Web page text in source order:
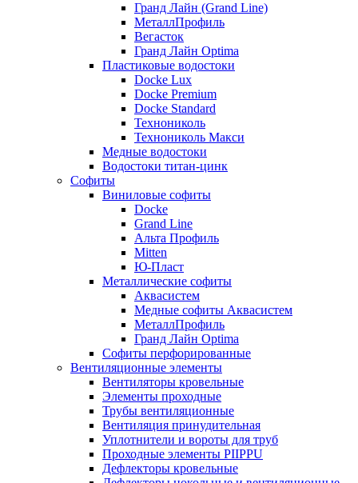
Гранд Лайн (Grand Line)
МеталлПрофиль
Вегасток
Гранд Лайн Optima
Пластиковые водостоки
Docke Lux
Docke Premium
Docke Standard
Технониколь
Технониколь Макси
Медные водостоки
Водостоки титан-цинк
Софиты
Виниловые софиты
Docke
Grand Line
Альта Профиль
Mitten
Ю-Пласт
Металлические софиты
Аквасистем
Медные софиты Аквасистем
МеталлПрофиль
Гранд Лайн Optima
Софиты перфорированные
Вентиляционные элементы
Вентиляторы кровельные
Элементы проходные
Трубы вентиляционные
Вентиляция принудительная
Уплотнители и вороты для труб
Проходные элементы PIIPPU
Дефлекторы кровельные